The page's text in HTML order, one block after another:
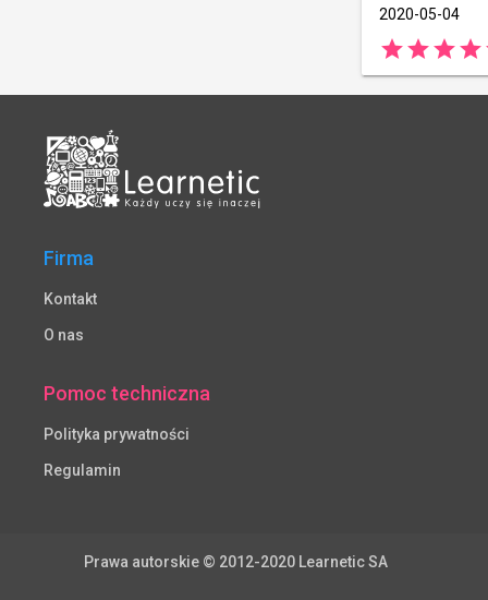
2020-05-04
starstarstarstar
Firma
Kontakt
O nas
Pomoc techniczna
Polityka prywatności
Regulamin
Prawa autorskie © 2012-2020 Learnetic SA